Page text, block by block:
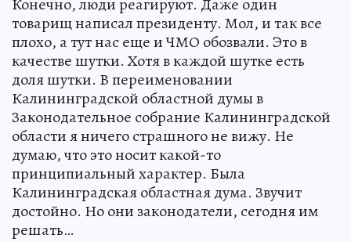
Конечно, люди реагируют. Даже один
товарищ написал президенту. Мол, и так все
плохо, а тут нас еще и ЧМО обозвали. Это в
качестве шутки. Хотя в каждой шутке есть
доля шутки. В переименовании
Калининградской областной думы в
Законодательное собрание Калининградской
области я ничего страшного не вижу. Не
думаю, что это носит какой-то
принципиальный характер. Была
Калининградская областная дума. Звучит
достойно. Но они законодатели, сегодня им
решать…